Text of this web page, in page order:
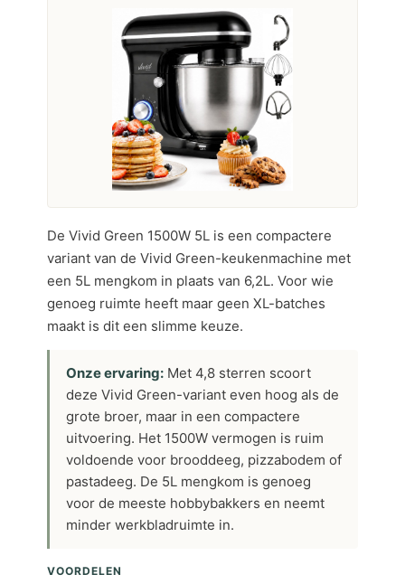
De Vivid Green 1500W 5L is een compactere
variant van de Vivid Green-keukenmachine met
een 5L mengkom in plaats van 6,2L. Voor wie
genoeg ruimte heeft maar geen XL-batches
maakt is dit een slimme keuze.
Onze ervaring: Met 4,8 sterren scoort
deze Vivid Green-variant even hoog als de
grote broer, maar in een compactere
uitvoering. Het 1500W vermogen is ruim
voldoende voor brooddeeg, pizzabodem of
pastadeeg. De 5L mengkom is genoeg
voor de meeste hobbybakkers en neemt
minder werkbladruimte in.
VOORDELEN